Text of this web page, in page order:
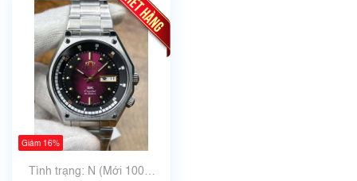
Giảm 16%
Tình trạng: N (Mới 100%